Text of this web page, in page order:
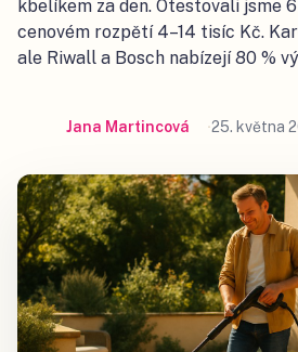
kbelíkem za den. Otestovali jsme
cenovém rozpětí 4–14 tisíc Kč.
ale Riwall a Bosch nabízejí 80 %
Jana Martincová 25. května